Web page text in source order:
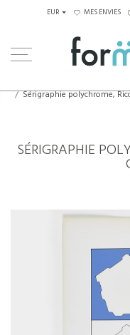
EUR MES ENVIES
Sérigraphie polychrome,
SÉRIGRAPHIE